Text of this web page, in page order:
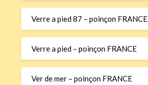
Verre a pied 87 – poinçon FRANCE
Verre a pied – poinçon FRANCE
Ver de mer – poinçon FRANCE